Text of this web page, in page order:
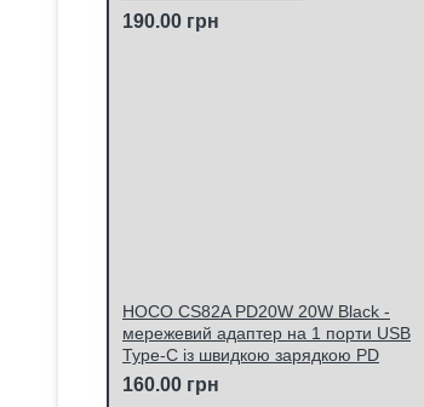
190.00 грн
HOCO CS82A PD20W 20W Black -
мережевий адаптер на 1 порти USB
Type-C із швидкою зарядкою PD
160.00 грн